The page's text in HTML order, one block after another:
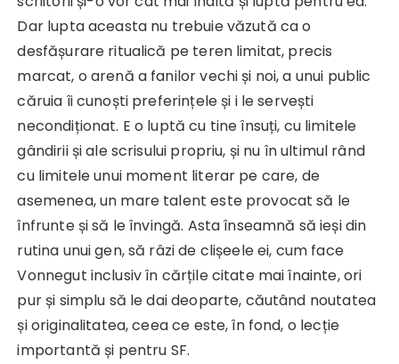
Dar lupta aceasta nu trebuie văzută ca o
desfășurare ritualică pe teren limitat, precis
marcat, o arenă a fanilor vechi și noi, a unui public
căruia îi cunoști preferințele și i le servești
necondiționat. E o luptă cu tine însuți, cu limitele
gândirii și ale scrisului propriu, și nu în ultimul rând
cu limitele unui moment literar pe care, de
asemenea, un mare talent este provocat să le
înfrunte și să le învingă. Asta înseamnă să ieși din
rutina unui gen, să râzi de clișeele ei, cum face
Vonnegut inclusiv în cărțile citate mai înainte, ori
pur și simplu să le dai deoparte, căutând noutatea
și originalitatea, ceea ce este, în fond, o lecție
importantă și pentru SF.